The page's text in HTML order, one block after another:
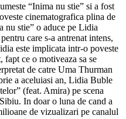
“Inima nu stie” si a fost
cinematografica plina de
nu stie” o aduce pe Lidia
care s-a antrenat intens,
este implicata intr-o poveste
fapt ce o motiveaza sa se
de catre Uma Thurman
a aceluiasi an, Lidia Buble
(feat. Amira) pe scena
In doar o luna de cand a
de vizualizari pe canalul